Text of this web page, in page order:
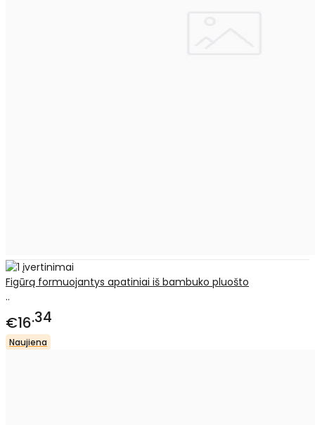
Figūrą formuojantys apatiniai iš bambuko pluošto
..
€16 34
Naujiena